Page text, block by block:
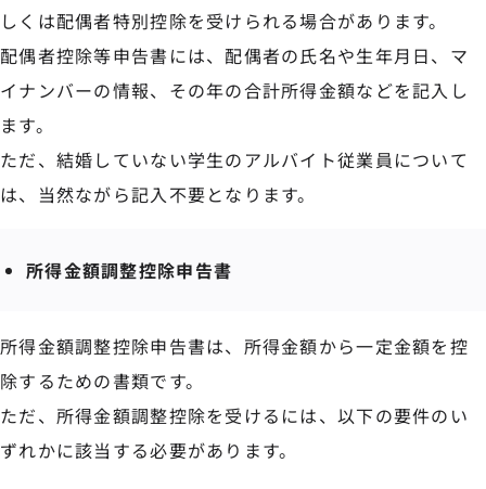
しくは配偶者特別控除を受けられる場合があります。
配偶者控除等申告書には、配偶者の氏名や生年月日、マ
イナンバーの情報、その年の合計所得金額などを記入し
ます。
ただ、結婚していない学生のアルバイト従業員について
は、当然ながら記入不要となります。
所得金額調整控除申告書
所得金額調整控除申告書は、所得金額から一定金額を控
除するための書類です。
ただ、所得金額調整控除を受けるには、以下の要件のい
ずれかに該当する必要があります。